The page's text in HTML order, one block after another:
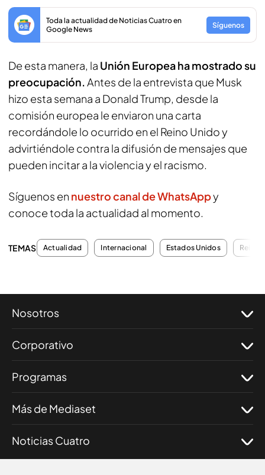
Toda la actualidad de Noticias Cuatro en
Google News
Síguenos
De esta manera, la Unión Europea ha mostrado su
preocupación.Antes de la entrevista que Musk
hizo esta semana a Donald Trump, desde la
comisión europea le enviaron una carta
recordándole lo ocurrido en el Reino Unido y
advirtiéndole contra la difusión de mensajes que
pueden incitar a la violencia y el racismo.
Síguenos en nuestro canal de WhatsAppy
conoce toda la actualidad al momento.
TEMAS Actualidad Internacional Estados Unidos Reino
Nosotros
Corporativo
Programas
Más de Mediaset
Noticias Cuatro